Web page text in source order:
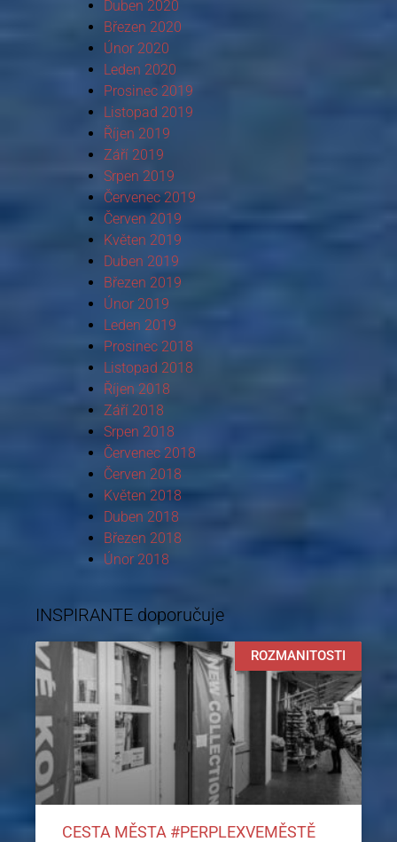
Duben 2020
Březen 2020
Únor 2020
Leden 2020
Prosinec 2019
Listopad 2019
Říjen 2019
Září 2019
Srpen 2019
Červenec 2019
Červen 2019
Květen 2019
Duben 2019
Březen 2019
Únor 2019
Leden 2019
Prosinec 2018
Listopad 2018
Říjen 2018
Září 2018
Srpen 2018
Červenec 2018
Červen 2018
Květen 2018
Duben 2018
Březen 2018
Únor 2018
INSPIRANTE doporučuje
ROZMANITOSTI
CESTA MĚSTA #PERPLEXVEMĚSTĚ